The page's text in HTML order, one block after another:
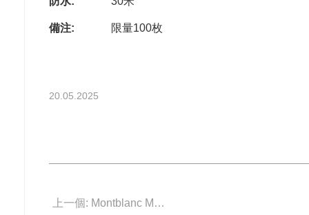
備注: 限量100枚
20.05.2025
上一個: Montblanc MB134027